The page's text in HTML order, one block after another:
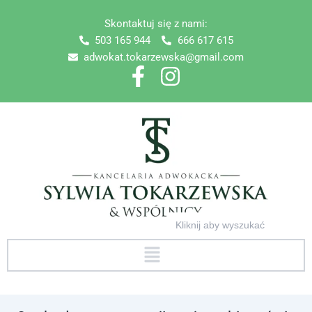
Skontaktuj się z nami:
503 165 944
666 617 615
adwokat.tokarzewska@gmail.com
Menu
Search
for: